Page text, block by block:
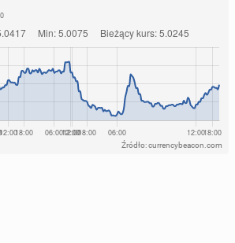
Źródło: currencybeacon.com